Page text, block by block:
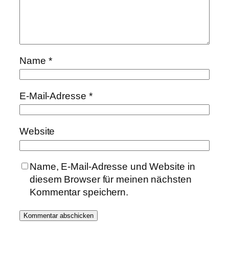
Name *
E-Mail-Adresse *
Website
Name, E-Mail-Adresse und Website in
diesem Browser für meinen nächsten
Kommentar speichern.